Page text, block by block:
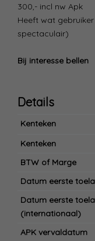
300,- incl nw Apk
Heeft wat
spectaculair)
Bij interesse bellen
Details
Kenteken
Kenteken
BTW of Marge
Datum eerste
Datum eerste
(internationaal)
APK vervaldatum